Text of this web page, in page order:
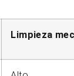
Limpieza